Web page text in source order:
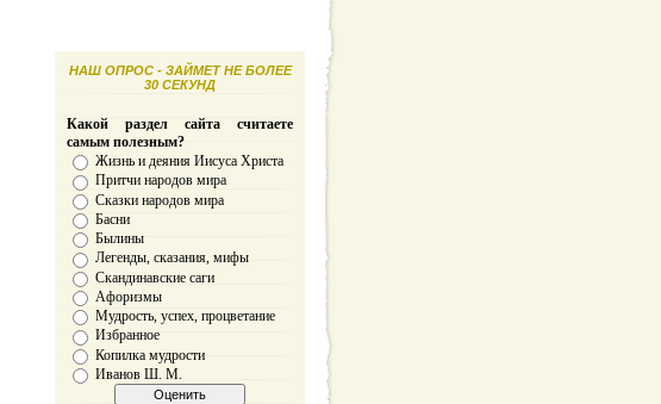
НАШ ОПРОС - ЗАЙМЕТ НЕ БОЛЕЕ
30 СЕКУНД
Какой раздел сайта считаете
самым полезным?
Жизнь и деяния Иисуса Христа
Притчи народов мира
Сказки народов мира
Басни
Былины
Легенды, сказания, мифы
Скандинавские саги
Афоризмы
Мудрость, успех, процветание
Избранное
Копилка мудрости
Иванов Ш. М.